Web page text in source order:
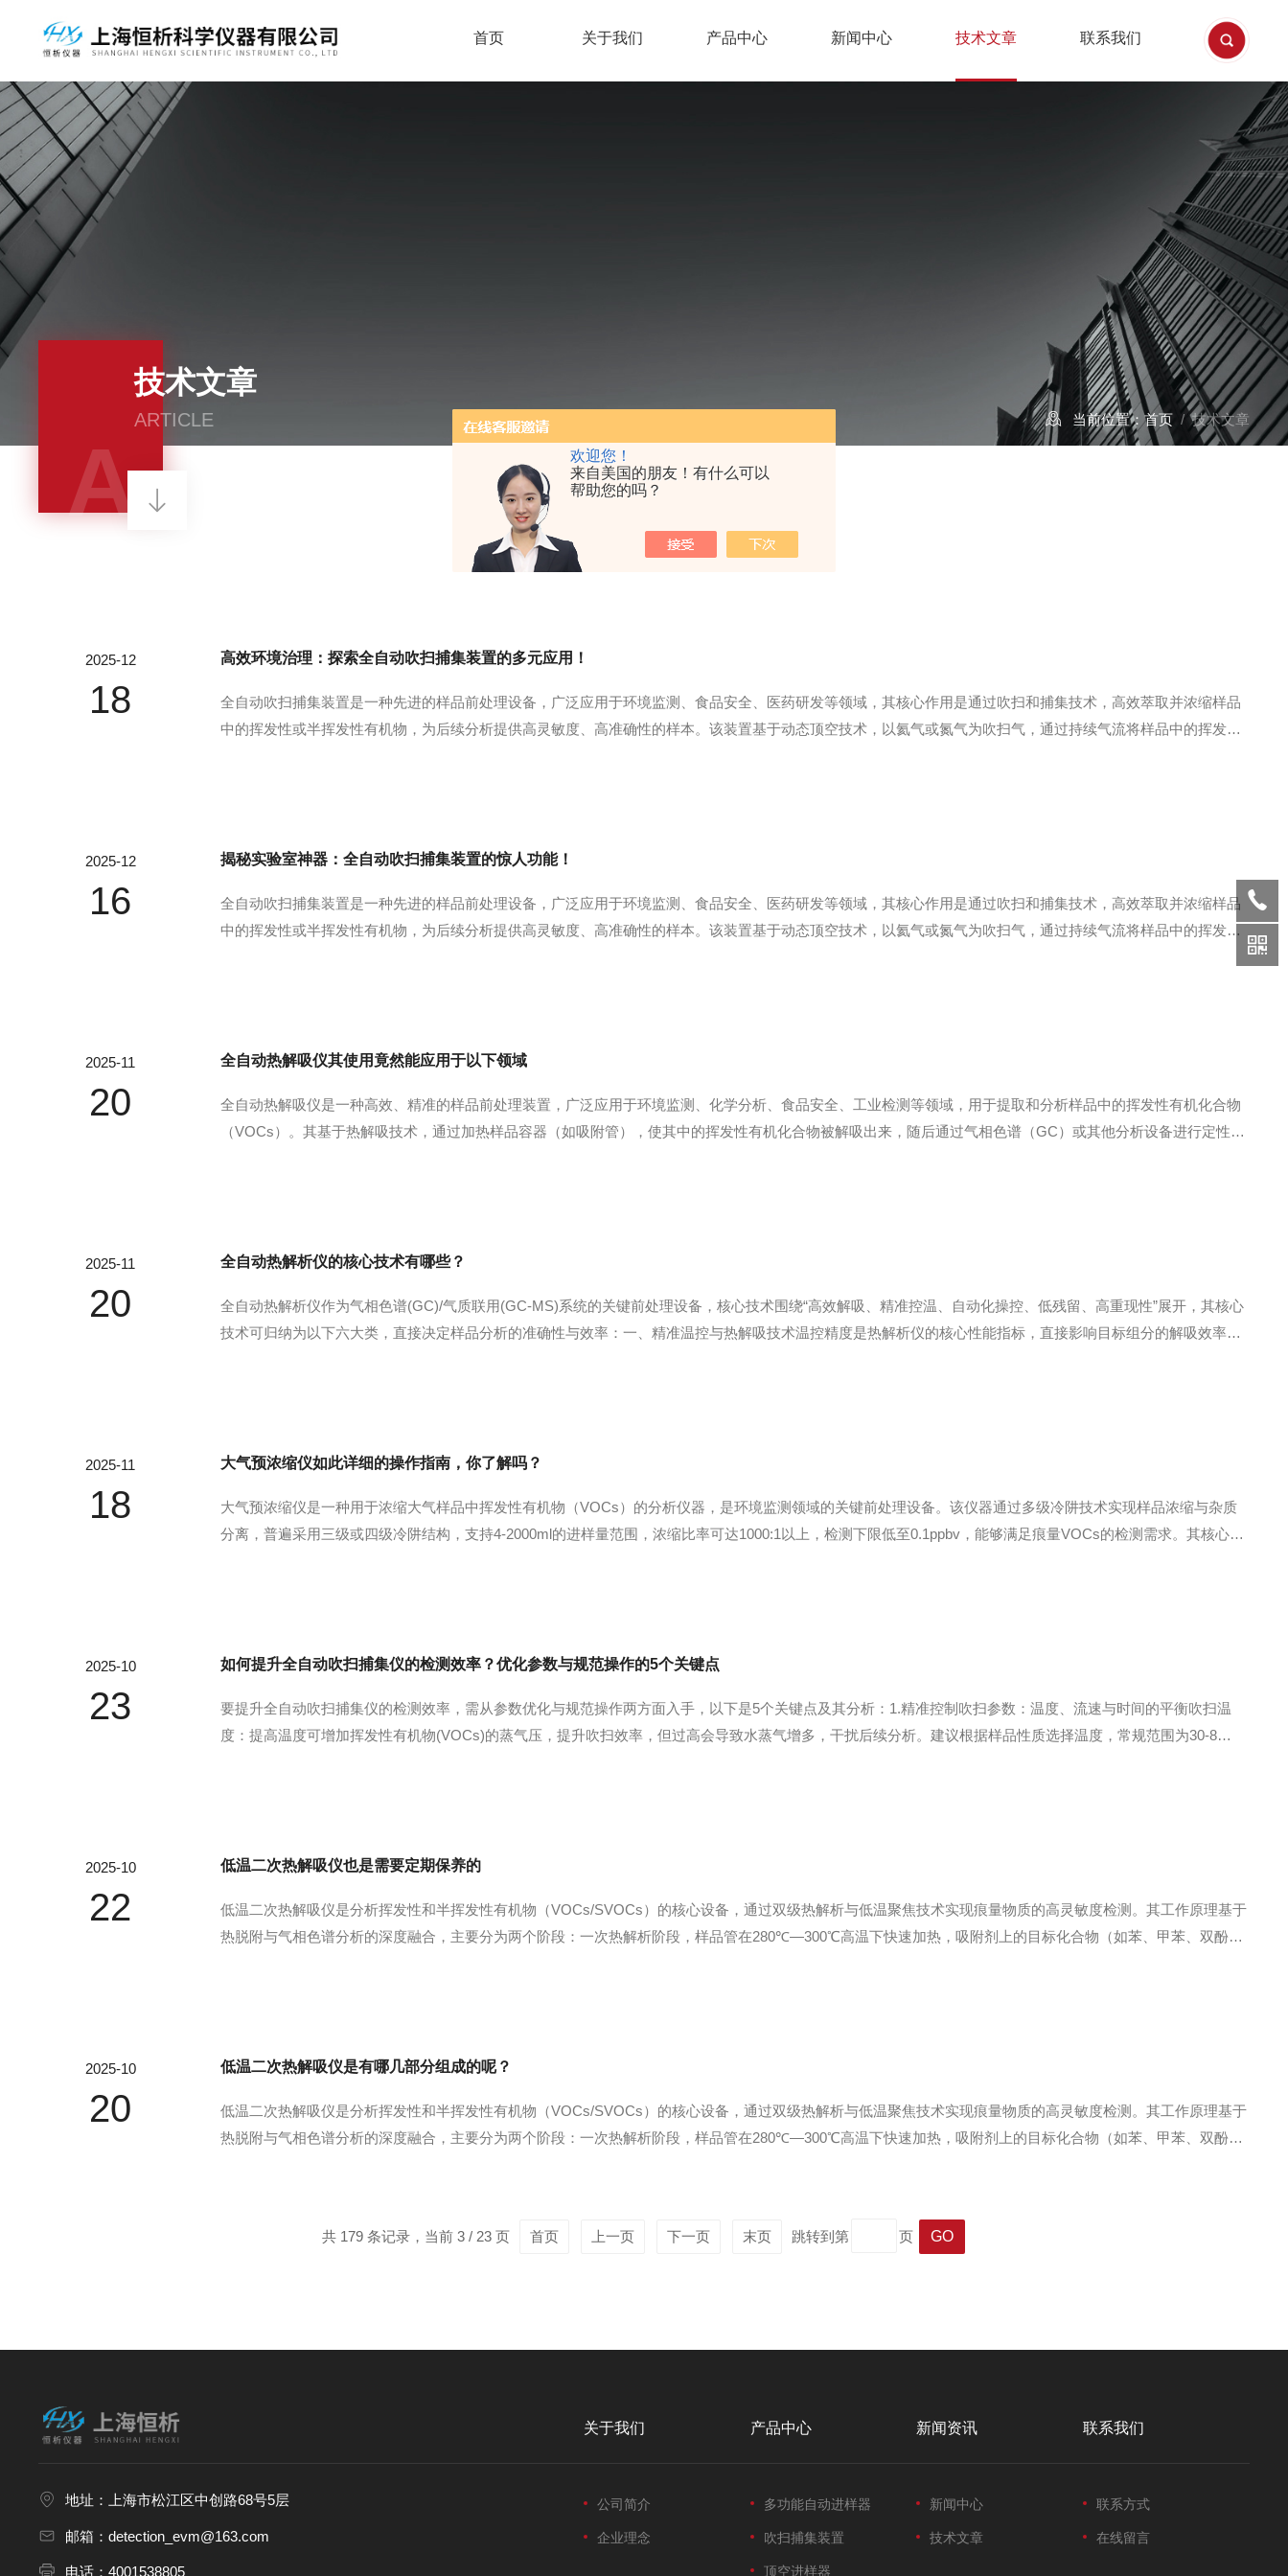
欢迎您！
来自美国的朋友！有什么可以
帮助您的吗？
首页 关于我们 产品中心 新闻中心 技术文章 联系我们
技术文章
ARTICLE
A
当前位置：首页/ 技术文章
2025-12
18
高效环境治理：探索全自动吹扫捕集装置的多元应用！
全自动吹扫捕集装置是一种先进的样品前处理设备，广泛应用于环境监测、食品安全、医药研发等领域，其核心作用是通过吹扫和捕集技术，高效萃取并浓缩样品
中的挥发性或半挥发性有机物，为后续分析提供高灵敏度、高准确性的样本。该装置基于动态顶空技术，以氦气或氮气为吹扫气，通过持续气流将样品中的挥发性
2025-12
16
揭秘实验室神器：全自动吹扫捕集装置的惊人功能！
全自动吹扫捕集装置是一种先进的样品前处理设备，广泛应用于环境监测、食品安全、医药研发等领域，其核心作用是通过吹扫和捕集技术，高效萃取并浓缩样品
中的挥发性或半挥发性有机物，为后续分析提供高灵敏度、高准确性的样本。该装置基于动态顶空技术，以氦气或氮气为吹扫气，通过持续气流将样品中的挥发性
2025-11
20
全自动热解吸仪其使用竟然能应用于以下领域
全自动热解吸仪是一种高效、精准的样品前处理装置，广泛应用于环境监测、化学分析、食品安全、工业检测等领域，用于提取和分析样品中的挥发性有机化合物
（VOCs）。其基于热解吸技术，通过加热样品容器（如吸附管），使其中的挥发性有机化合物被解吸出来，随后通过气相色谱（GC）或其他分析设备进行定性和
2025-11
20
全自动热解析仪的核心技术有哪些？
全自动热解析仪作为气相色谱(GC)/气质联用(GC-MS)系统的关键前处理设备，核心技术围绕“高效解吸、精准控温、自动化操控、低残留、高重现性”展开，其核心
技术可归纳为以下六大类，直接决定样品分析的准确性与效率：一、精准温控与热解吸技术温控精度是热解析仪的核心性能指标，直接影响目标组分的解吸效率与
2025-11
18
大气预浓缩仪如此详细的操作指南，你了解吗？
大气预浓缩仪是一种用于浓缩大气样品中挥发性有机物（VOCs）的分析仪器，是环境监测领域的关键前处理设备。该仪器通过多级冷阱技术实现样品浓缩与杂质
分离，普遍采用三级或四级冷阱结构，支持4-2000ml的进样量范围，浓缩比率可达1000:1以上，检测下限低至0.1ppbv，能够满足痕量VOCs的检测需求。其核心原
2025-10
23
如何提升全自动吹扫捕集仪的检测效率？优化参数与规范操作的5个关键点
要提升全自动吹扫捕集仪的检测效率，需从参数优化与规范操作两方面入手，以下是5个关键点及其分析：1.精准控制吹扫参数：温度、流速与时间的平衡吹扫温
度：提高温度可增加挥发性有机物(VOCs)的蒸气压，提升吹扫效率，但过高会导致水蒸气增多，干扰后续分析。建议根据样品性质选择温度，常规范围为30-8
2025-10
22
低温二次热解吸仪也是需要定期保养的
低温二次热解吸仪是分析挥发性和半挥发性有机物（VOCs/SVOCs）的核心设备，通过双级热解析与低温聚焦技术实现痕量物质的高灵敏度检测。其工作原理基于
热脱附与气相色谱分析的深度融合，主要分为两个阶段：一次热解析阶段，样品管在280℃—300℃高温下快速加热，吸附剂上的目标化合物（如苯、甲苯、双酚A
2025-10
20
低温二次热解吸仪是有哪几部分组成的呢？
低温二次热解吸仪是分析挥发性和半挥发性有机物（VOCs/SVOCs）的核心设备，通过双级热解析与低温聚焦技术实现痕量物质的高灵敏度检测。其工作原理基于
热脱附与气相色谱分析的深度融合，主要分为两个阶段：一次热解析阶段，样品管在280℃—300℃高温下快速加热，吸附剂上的目标化合物（如苯、甲苯、双酚A
共 179 条记录，当前 3 / 23 页 首页 上一页 下一页 末页 跳转到第 页
地址：上海市松江区中创路68号5层
邮箱：detection_evm@163.com
电话：4001538805
关于我们
公司简介
企业理念
产品中心
多功能自动进样器
吹扫捕集装置
顶空进样器
新闻资讯
新闻中心
技术文章
联系我们
联系方式
在线留言